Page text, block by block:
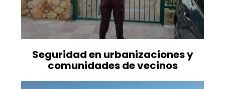
Seguridad en urbanizaciones y
comunidades de vecinos